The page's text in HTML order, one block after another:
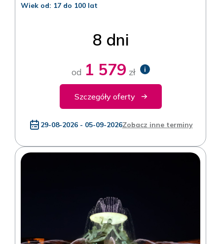
Wiek od: 17 do 100 lat
8 dni
od 1 579 zł i
Szczegóły oferty
29-08-2026 - 05-09-2026Zobacz inne terminy